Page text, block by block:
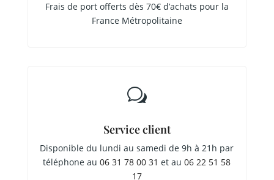
Frais de port offerts dès 70€ d’achats pour la
France Métropolitaine
w
Service client
Disponible du lundi au samedi de 9h à 21h par
téléphone au06 31 78 00 31 et au06 22 51 58
17